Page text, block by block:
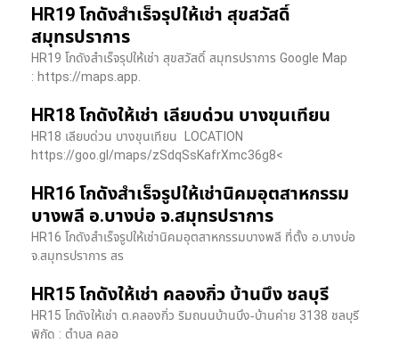
HR19 โกดังสำเร็จรุปให้เช่า สุขสวัสดิ์
สมุทรปราการ
HR19 โกดังสำเร็จรุปให้เช่า สุขสวัสดิ์ สมุทรปราการ Google Map
: https://maps.app.
HR18 โกดังให้เช่า เลียบด่วน บางขุนเทียน
HR18 เลียบด่วน​ บางขุนเทียน​ LOCATION
https://goo.gl/maps/zSdqSsKafrXmc36g8<
HR16 โกดังสำเร็จรูปให้เช่านิคมอุตสาหกรรม
บางพลี อ.บางบ่อ จ.สมุทรปราการ
HR16 โกดังสำเร็จรูปให้เช่านิคมอุตสาหกรรมบางพลี ที่ตั้ง อ.บางบ่อ
จ.สมุทรปราการ สร
HR15 โกดังให้เช่า คลองกิ่ว บ้านบึง ชลบุรี
HR15 โกดังให้เช่า ต.คลองกิ่ว ริมถนนบ้านบึง-บ้านค่าย 3138 ชลบุรี
พิกัด : ตำบล คลอ